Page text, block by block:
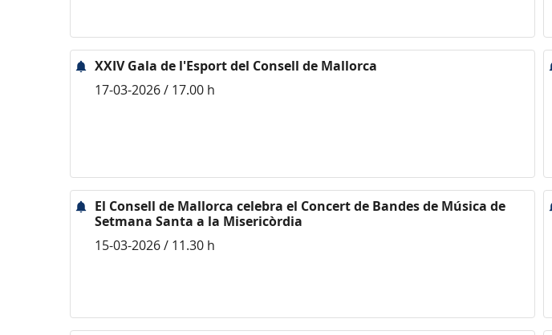
XXIV Gala de l'Esport del Consell de Mallorca
17-03-2026 / 17.00 h
El Consell de Mallorca celebra el Concert de Bandes de Música de
Setmana Santa a la Misericòrdia
15-03-2026 / 11.30 h